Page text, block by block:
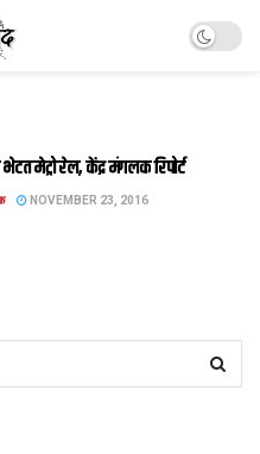
मेट्रो रेल, केंद्र मंगलक रिपोर्ट
NOVEMBER 23, 2016